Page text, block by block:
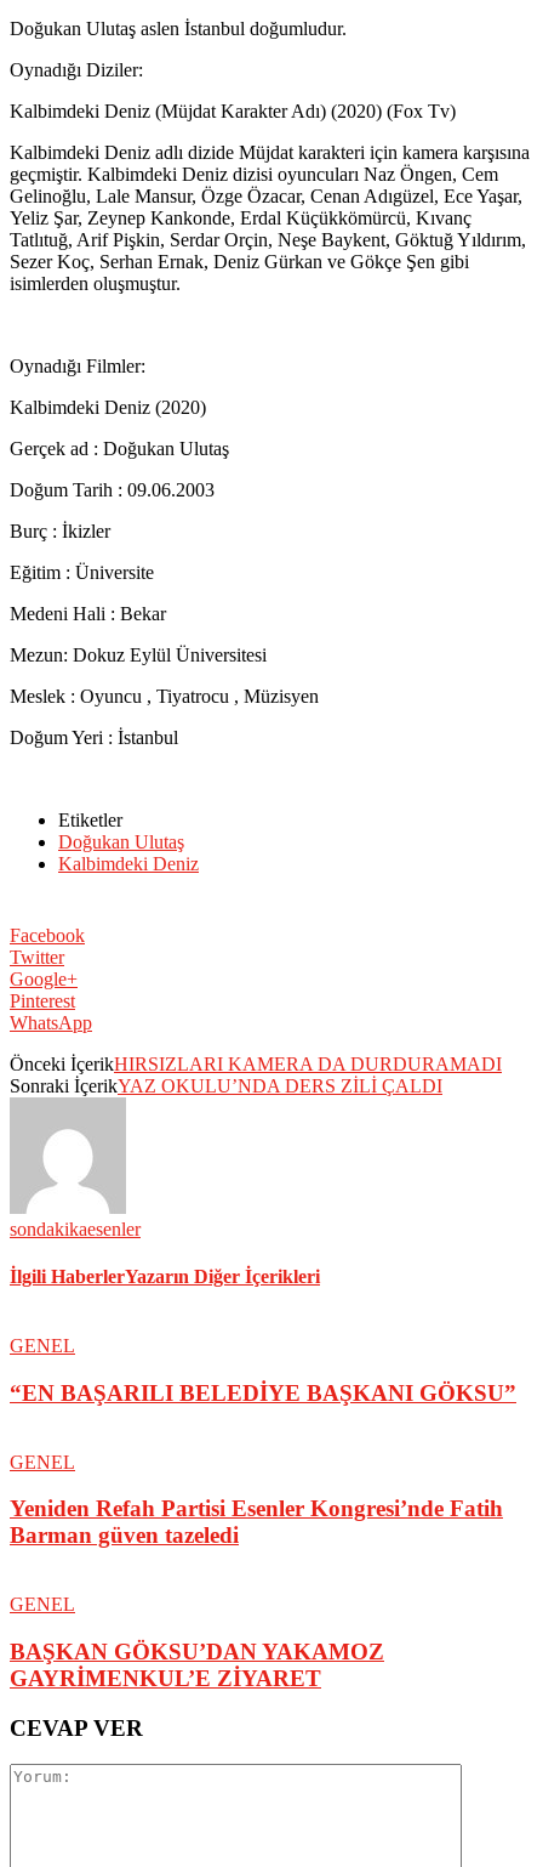
Doğukan Ulutaş aslen İstanbul doğumludur.
Oynadığı Diziler:
Kalbimdeki Deniz (Müjdat Karakter Adı) (2020) (Fox Tv)
Kalbimdeki Deniz adlı dizide Müjdat karakteri için kamera karşısına
geçmiştir. Kalbimdeki Deniz dizisi oyuncuları Naz Öngen, Cem
Gelinoğlu, Lale Mansur, Özge Özacar, Cenan Adıgüzel, Ece Yaşar,
Yeliz Şar, Zeynep Kankonde, Erdal Küçükkömürcü, Kıvanç
Tatlıtuğ, Arif Pişkin, Serdar Orçin, Neşe Baykent, Göktuğ Yıldırım,
Sezer Koç, Serhan Ernak, Deniz Gürkan ve Gökçe Şen gibi
isimlerden oluşmuştur.
Oynadığı Filmler:
Kalbimdeki Deniz (2020)
Gerçek ad : Doğukan Ulutaş
Doğum Tarih : 09.06.2003
Burç : İkizler
Eğitim : Üniversite
Medeni Hali : Bekar
Mezun: Dokuz Eylül Üniversitesi
Meslek : Oyuncu , Tiyatrocu , Müzisyen
Doğum Yeri : İstanbul
Etiketler
Doğukan Ulutaş
Kalbimdeki Deniz
Facebook
Twitter
Google+
Pinterest
WhatsApp
Önceki İçerikHIRSIZLARI KAMERA DA DURDURAMADI
Sonraki İçerikYAZ OKULU’NDA DERS ZİLİ ÇALDI
sondakikaesenler
İlgili HaberlerYazarın Diğer İçerikleri
GENEL
“EN BAŞARILI BELEDİYE BAŞKANI GÖKSU”
GENEL
Yeniden Refah Partisi Esenler Kongresi’nde Fatih
Barman güven tazeledi
GENEL
BAŞKAN GÖKSU’DAN YAKAMOZ
GAYRİMENKUL’E ZİYARET
CEVAP VER